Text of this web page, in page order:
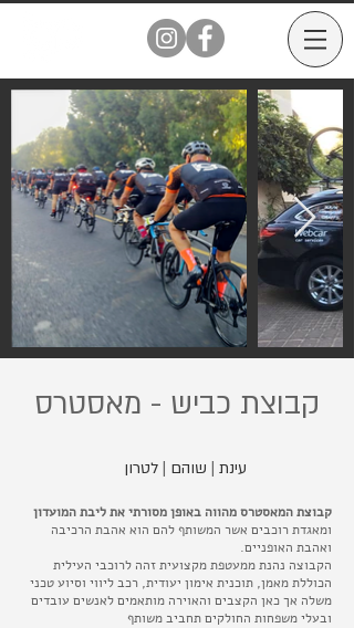
קבוצת כביש - מאסטרס
עינת | שוהם | לטרון
קבוצת המאסטרס מהווה באופן מסורתי את ליבת המועדון
ומאגדת רוכבים אשר המשותף להם הוא אהבת הרכיבה
ואהבת האופניים.
הקבוצה נהנת ממעטפת מקצועית זהה לרוכבי העילית
הכוללת מאמן, תוכנית אימון יעודית, רכב ליווי וסיוע טכני
משלה אך כאן הקצבים והאוירה מותאמים לאנשים עובדים
ובעלי משפחות החולקים תחביב משותף